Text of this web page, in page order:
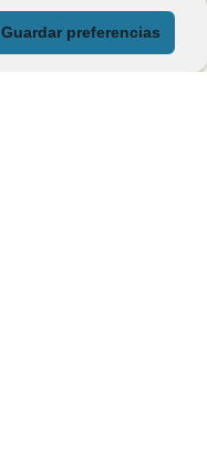
Guardar preferencias